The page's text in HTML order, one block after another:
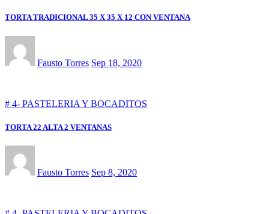
TORTA TRADICIONAL 35 X 35 X 12 CON VENTANA
Fausto Torres Sep 18, 2020
# 4- PASTELERIA Y BOCADITOS
TORTA 22 ALTA 2 VENTANAS
Fausto Torres Sep 8, 2020